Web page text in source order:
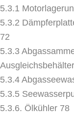
5.3.1
5.3.2
72
5.3.3
5.3.4
5.3.5
5.3.6. Ölkühler 78